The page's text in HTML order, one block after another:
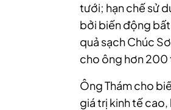
tưới; hạn chế sử
bởi biến động bất
quả sạch Chúc
cho ông hơn
Ông Thám cho
giá trị kinh tế